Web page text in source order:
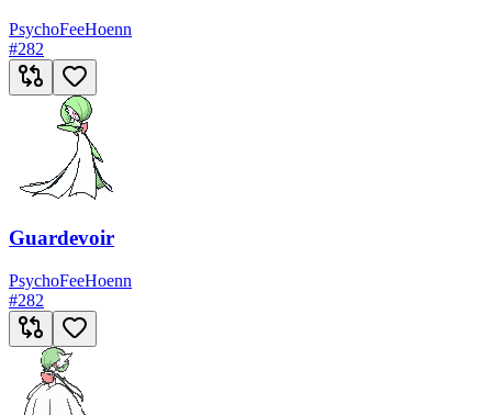
PsychoFeeHoenn
#282
Guardevoir
PsychoFeeHoenn
#282